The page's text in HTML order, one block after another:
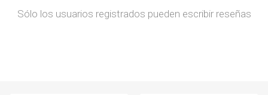
Sólo los usuarios registrados pueden escribir reseñas